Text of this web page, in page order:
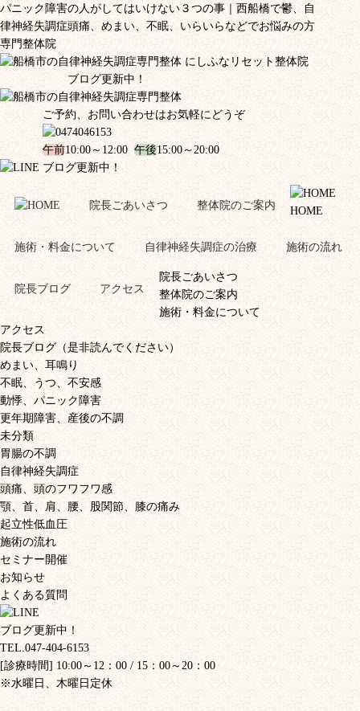
パニック障害の人がしてはいけない３つの事｜西船橋で鬱、自
律神経失調症頭痛、めまい、不眠、いらいらなどでお悩みの方
専門整体院
ブログ更新中！
ご予約、お問い合わせはお気軽にどうぞ
午前10:00～12:00 午後15:00～20:00
ブログ更新中！
院長ごあいさつ 整体院のご案内
施術・料金について 自律神経失調症の治療 施術の流れ
院長ブログ アクセス
HOME
院長ごあいさつ
整体院のご案内
施術・料金について
アクセス
院長ブログ（是非読んでください）
めまい、耳鳴り
不眠、うつ、不安感
動悸、パニック障害
更年期障害、産後の不調
未分類
胃腸の不調
自律神経失調症
頭痛、頭のフワフワ感
顎、首、肩、腰、股関節、膝の痛み
起立性低血圧
施術の流れ
セミナー開催
お知らせ
よくある質問
ブログ更新中！
TEL.047-404-6153
[診療時間] 10:00～12：00 / 15：00～20：00
※水曜日、木曜日定休